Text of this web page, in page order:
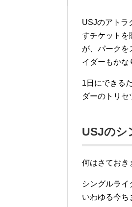
USJのアトラ
すチケットを
が、パークを
イダーもかな
1日にできる
ダーのトリセ
USJのシ
何はさておき
シングルライ
いわゆる今ち